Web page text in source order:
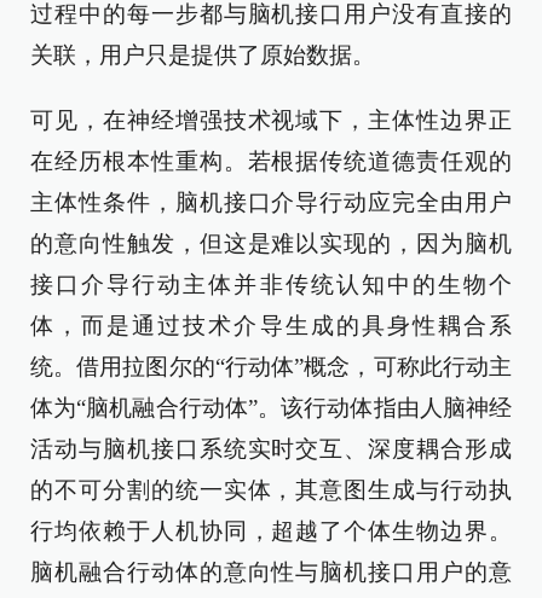
过程中的每一步都与脑机接口用户没有直接的
关联，用户只是提供了原始数据。
可见，在神经增强技术视域下，主体性边界正
在经历根本性重构。若根据传统道德责任观的
主体性条件，脑机接口介导行动应完全由用户
的意向性触发，但这是难以实现的，因为脑机
接口介导行动主体并非传统认知中的生物个
体，而是通过技术介导生成的具身性耦合系
统。借用拉图尔的“行动体”概念，可称此行动主
体为“脑机融合行动体”。该行动体指由人脑神经
活动与脑机接口系统实时交互、深度耦合形成
的不可分割的统一实体，其意图生成与行动执
行均依赖于人机协同，超越了个体生物边界。
脑机融合行动体的意向性与脑机接口用户的意